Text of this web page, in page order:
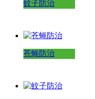
蚊子防治
苍蝇防治